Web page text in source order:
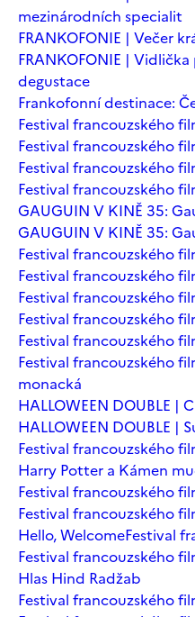
mezinárodních specialit
FRANKOFONIE | Večer
FRANKOFONIE |
degustace
Frankofonní destinace:
Festival francouzského
Festival francouzského
Festival francouzského
Festival francouzského
GAUGUIN V KINĚ 35:
GAUGUIN V KINĚ 35:
Festival francouzského
Festival francouzského
Festival francouzského
Festival francouzského
Festival francouzského
Festival francouzského
monacká
HALLOWEEN DOUBLE |
HALLOWEEN DOUBLE |
Festival francouzského
Harry Potter a Kámen
Festival francouzského
Festival francouzského
Hello, WelcomeFestival
Festival francouzského
Hlas Hind Radžab
Festival francouzského